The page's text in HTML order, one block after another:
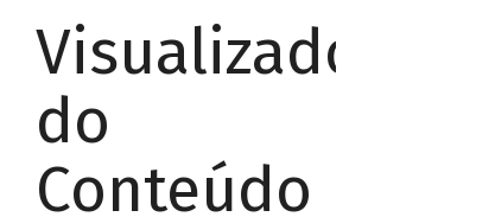
Visualizador
do
Conteúdo